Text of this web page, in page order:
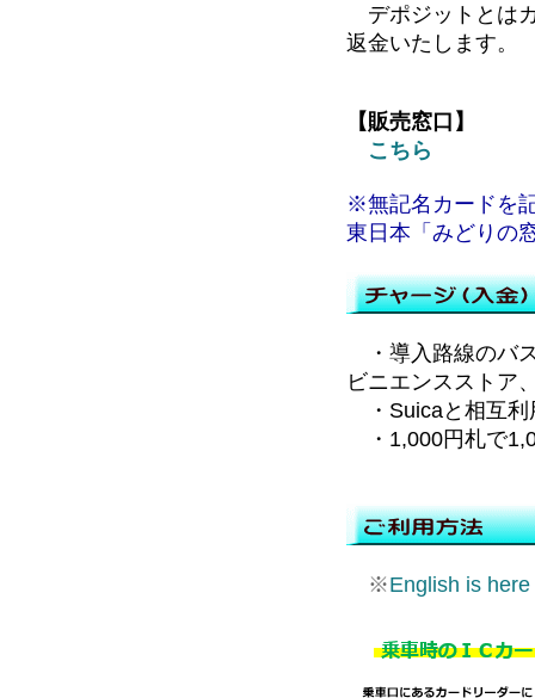
デポジットとは
返金いたします。
【販売窓口】
こちら
※無記名カードを
東日本「みどりの
・導入路線のバ
ビニエンスストア
・Suicaと相互利
・1,000円札で
※English is here